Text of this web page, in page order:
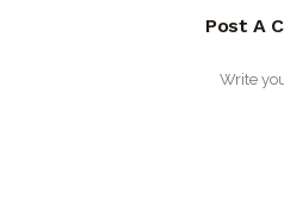
Post A